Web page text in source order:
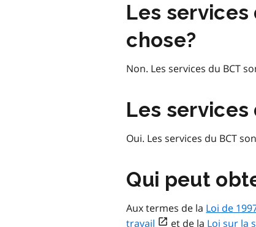
Les
chose?
Non. Les services du BCT
Les
Oui. Les services du BCT
Qui peut
Aux termes de la Loi de
travail open_in_new et de la Loi sur la